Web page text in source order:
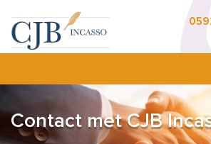
Contact met CJB